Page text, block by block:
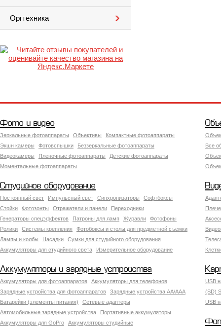
Оргтехника
Фото и видео
Зеркальные фотоаппараты Объективы
Компактные фотоаппараты
Экшн камеры
Фотовспышки
Беззеркальные фотоаппараты
Видеокамеры
Пленочные фотоаппараты
Детские фотоаппараты
Моментальные фотоаппараты
Все
Студийное оборудование
Постоянный свет Импульсный свет Синхронизаторы
Софтбоксы
Стойки
Фотозонты Отражатели и панели
Переходники
Генераторы спецэффектов
Патроны для ламп Журавли
Фотофоны
Ролики
Системы крепления
Фотобоксы и столы для предметной съемки
Лампы и колбы
Насадки
Сумки для студийного оборудования
Аккумуляторы для студийного света
Измерительное оборудование
Аккумуляторы и зарядные устройства
Аккумуляторы для фотоаппаратов
Аккумуляторы для телефонов
Зарядные устройства для фотоаппаратов
Зарядные устройства AA/AAA
Батарейки (элементы питания)
Сетевые адаптеры
Автомобильные зарядные устройства
Портативные аккумуляторы
Аккумуляторы для GoPro
Аккумуляторы студийные
USB
(SD)
USB